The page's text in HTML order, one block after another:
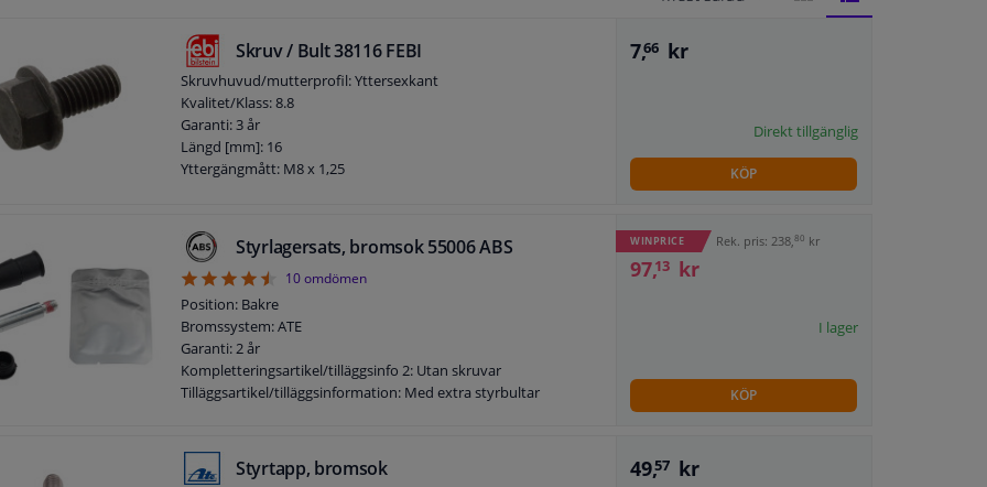
Skruv / Bult 38116 FEBI
Skruvhuvud/mutterprofil: Yttersexkant
Kvalitet/Klass: 8.8
Garanti: 3 år
Längd [mm]: 16
Yttergängmått: M8 x 1,25
7,66 kr
Direkt tillgänglig
KÖP
Styrlagersats, bromsok 55006 ABS
4.5
10omdömen
Position: Bakre
Bromssystem: ATE
Garanti: 2 år
Kompletteringsartikel/tilläggsinfo 2: Utan skruvar
Tilläggsartikel/tilläggsinformation: Med extra styrbultar
WINPRICE Rek. pris: 238, 80 kr
97,13 kr
I lager
KÖP
Styrtapp, bromsok 49,57 kr